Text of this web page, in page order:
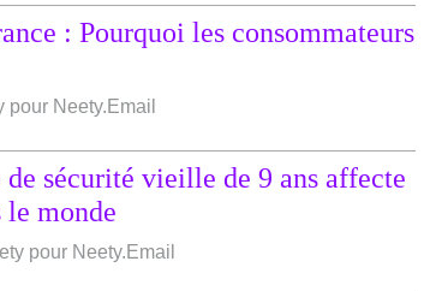
: Pourquoi les consommateurs
Neety.Email
sécurité vieille de 9 ans affecte
le monde
pour Neety.Email